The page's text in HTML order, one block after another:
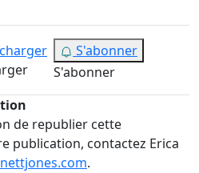
S'abonner
S'abonner
de republier cette
publication, contactez Erica
.